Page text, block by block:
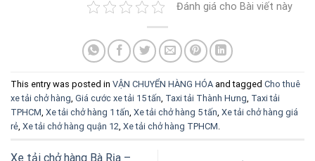
Đánh giá cho Bài viết này
This entry was posted in VẬN CHUYỂN HÀNG HÓA and tagged Cho thuê
xe tải chở hàng Giá cước xe tải 15 tấn Taxi tải Thành Hưng Taxi tải
TPHCM Xe tải chở hàng 1 tấn Xe tải chở hàng 5 tấn Xe tải chở hàng giá
rẻ Xe tải chở hàng quận 12 Xe tải chở hàng TPHCM
Xe tải chở hàng Bà Rịa –